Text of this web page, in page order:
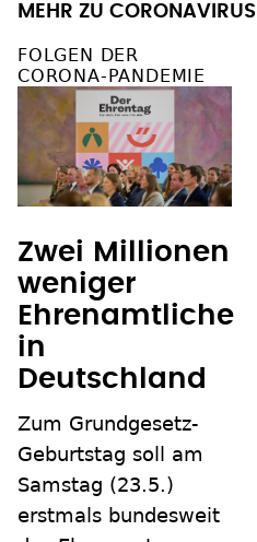
MEHR ZU CORONAVIRUS
FOLGEN DER
CORONA-PANDEMIE
Zwei Millionen
weniger
Ehrenamtliche
in
Deutschland
Zum Grundgesetz-
Geburtstag soll am
Samstag (23.5.)
erstmals bundesweit